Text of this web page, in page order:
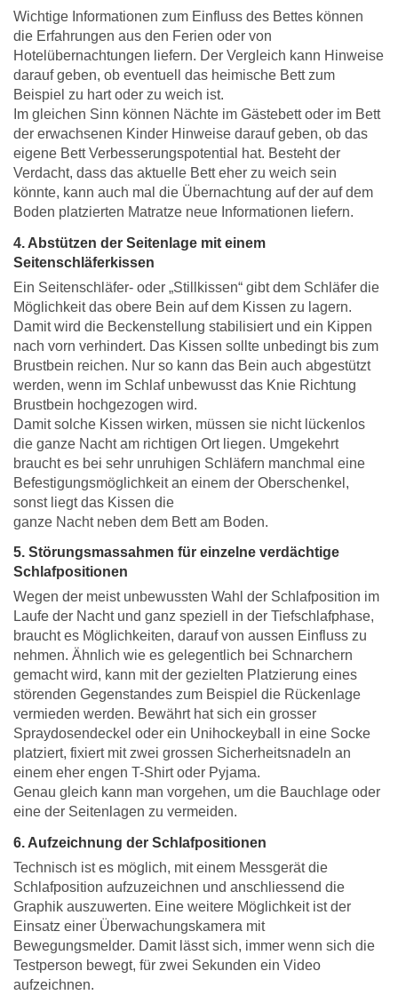
Wichtige Informationen zum Einfluss des Bettes können
die Erfahrungen aus den Ferien oder von
Hotelübernachtungen liefern. Der Vergleich kann Hinweise
darauf geben, ob eventuell das heimische Bett zum
Beispiel zu hart oder zu weich ist.
Im gleichen Sinn können Nächte im Gästebett oder im Bett
der erwachsenen Kinder Hinweise darauf geben, ob das
eigene Bett Verbesserungspotential hat. Besteht der
Verdacht, dass das aktuelle Bett eher zu weich sein
könnte, kann auch mal die Übernachtung auf der auf dem
Boden platzierten Matratze neue Informationen liefern.
4. Abstützen der Seitenlage mit einem
Seitenschläferkissen
Ein Seitenschläfer- oder „Stillkissen“ gibt dem Schläfer die
Möglichkeit das obere Bein auf dem Kissen zu lagern.
Damit wird die Beckenstellung stabilisiert und ein Kippen
nach vorn verhindert. Das Kissen sollte unbedingt bis zum
Brustbein reichen. Nur so kann das Bein auch abgestützt
werden, wenn im Schlaf unbewusst das Knie Richtung
Brustbein hochgezogen wird.
Damit solche Kissen wirken, müssen sie nicht lückenlos
die ganze Nacht am richtigen Ort liegen. Umgekehrt
braucht es bei sehr unruhigen Schläfern manchmal eine
Befestigungsmöglichkeit an einem der Oberschenkel,
sonst liegt das Kissen die
ganze Nacht neben dem Bett am Boden.
5. Störungsmassahmen für einzelne verdächtige
Schlafpositionen
Wegen der meist unbewussten Wahl der Schlafposition im
Laufe der Nacht und ganz speziell in der Tiefschlafphase,
braucht es Möglichkeiten, darauf von aussen Einfluss zu
nehmen. Ähnlich wie es gelegentlich bei Schnarchern
gemacht wird, kann mit der gezielten Platzierung eines
störenden Gegenstandes zum Beispiel die Rückenlage
vermieden werden. Bewährt hat sich ein grosser
Spraydosendeckel oder ein Unihockeyball in eine Socke
platziert, fixiert mit zwei grossen Sicherheitsnadeln an
einem eher engen T-Shirt oder Pyjama.
Genau gleich kann man vorgehen, um die Bauchlage oder
eine der Seitenlagen zu vermeiden.
6. Aufzeichnung der Schlafpositionen
Technisch ist es möglich, mit einem Messgerät die
Schlafposition aufzuzeichnen und anschliessend die
Graphik auszuwerten. Eine weitere Möglichkeit ist der
Einsatz einer Überwachungskamera mit
Bewegungsmelder. Damit lässt sich, immer wenn sich die
Testperson bewegt, für zwei Sekunden ein Video
aufzeichnen.